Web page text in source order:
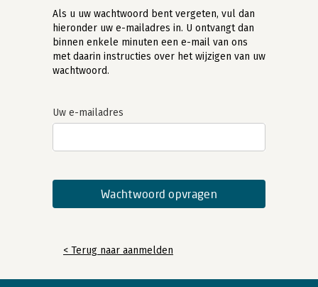
Als u uw wachtwoord bent vergeten, vul dan
hieronder uw e-mailadres in. U ontvangt dan
binnen enkele minuten een e-mail van ons
met daarin instructies over het wijzigen van uw
wachtwoord.
Uw e-mailadres
< Terug naar aanmelden